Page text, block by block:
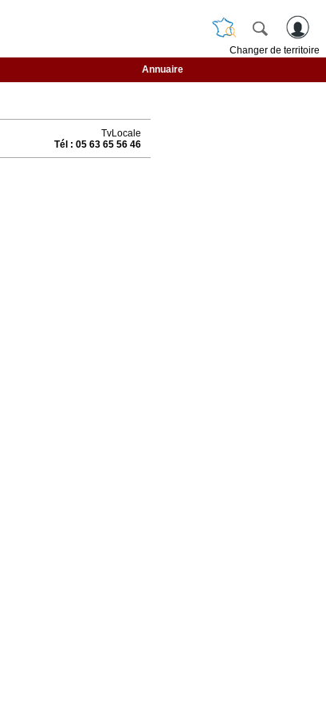
Changer de territoire
Annuaire
TvLocale
Tél : 05 63 65 56 46